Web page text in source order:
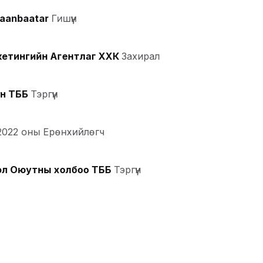
Гишүүн
Агентлаг ХХКЗахирал
ТББ Тэргүүн
оны Ерөнхийлөгч
Оюутны холбоо ТББ Тэргүүн